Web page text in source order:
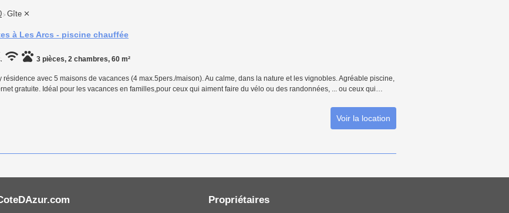
> Gîte
à Les Arcs - piscine chauffée
3 pièces, 2 chambres, 60 m²
résidence avec 5 maisons de vacances (4 max.5pers./maison). Au calme, dans la nature et les vignobles. Agréable piscine,
gratuite. Idéal pour les vacances en familles,pour ceux qui aiment faire du vélo ou des randonnées, ... ou ceux qui…
Voir la location
Propriétaires